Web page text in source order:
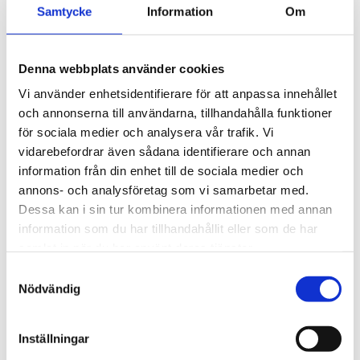
Samtycke Information Om
Denna webbplats använder cookies
Vi använder enhetsidentifierare för att anpassa innehållet
och annonserna till användarna, tillhandahålla funktioner
för sociala medier och analysera vår trafik. Vi
vidarebefordrar även sådana identifierare och annan
information från din enhet till de sociala medier och
annons- och analysföretag som vi samarbetar med.
Dessa kan i sin tur kombinera informationen med annan
information som du har tillhandahållit eller som de har
Nödvändig
Inställningar
3M
Innerbehållare med
lock PPS 2.0, 650 ml,
200 µm
26000
31,40 kr
3M
Innerbehållare med
lock PPS 2.0, 850 ml,
125 µm
26740
33,60 kr
Köp